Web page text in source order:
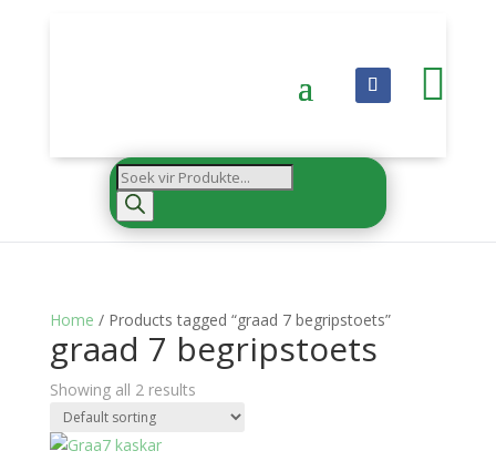

Products
search
Home / Products tagged “graad 7 begripstoets”
graad 7 begripstoets
Showing all 2 results